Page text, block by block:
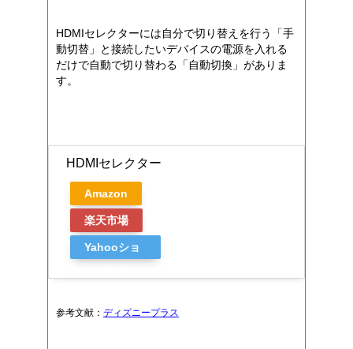
HDMIセレクターには自分で切り替えを行う「手
動切替」と接続したいデバイスの電源を入れる
だけで自動で切り替わる「自動切換」がありま
す。
HDMIセレクター
Amazon
楽天市場
Yahooショ
参考文献： ディズニープラス